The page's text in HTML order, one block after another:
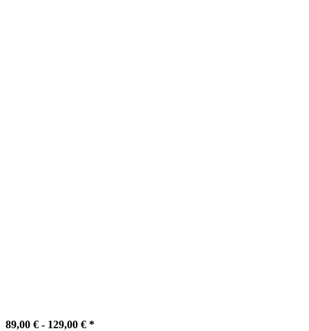
89,00 € - 129,00 € *